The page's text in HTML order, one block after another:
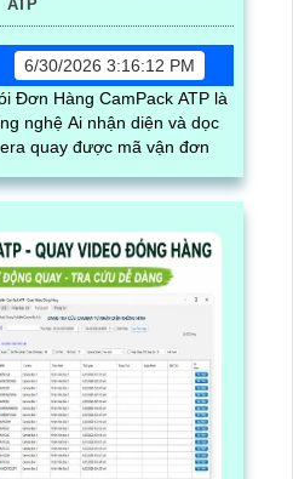
ATP
6/30/2026 3:16:12 PM
Đơn Hàng CamPack ATP là
nghệ Ai nhận diện và dọc
quay được mã vận đơn